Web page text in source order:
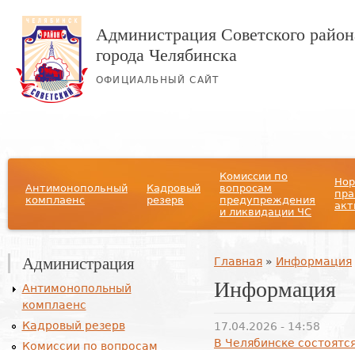
Администрация Советского
города Челябинска
ОФИЦИАЛЬНЫЙ САЙТ
Антимонопольный
комплаенс
Кадровый
резерв
Комиссии по
вопросам
предупреждения
и ликвидации ЧС
Вы здесь
Главная » Информация
Информация
17.04.2026 - 14:58
В Челябинске
Администрация
Антимонопольный
комплаенс
Кадровый резерв
Комиссии по вопросам